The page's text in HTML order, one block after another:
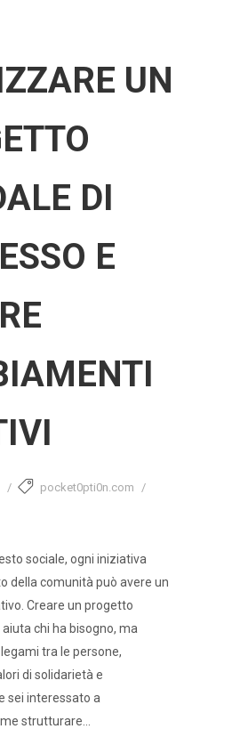
UN
DI
E
pocket0pti0n.com
sociale, ogni iniziativa
della comunità può avere un
Creare un progetto
chi ha bisogno, ma
tra le persone,
di solidarietà e
sei interessato a
strutturare...